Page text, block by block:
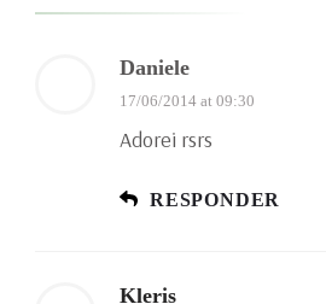
Daniele
17/06/2014 at 09:30
Adorei rsrs
RESPONDER
Kleris